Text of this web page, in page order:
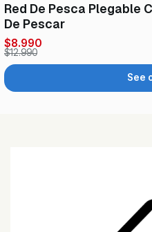
Red De Pesca Plegable
De Pescar
$8.990
$12.990
See